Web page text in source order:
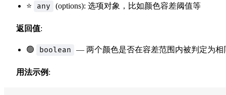
⭐ any (options): 选项对象，比如颜色容差阈值等
返回值:
🟢 boolean — 两个颜色是否在容差范围内被判定为相
用法示例 :